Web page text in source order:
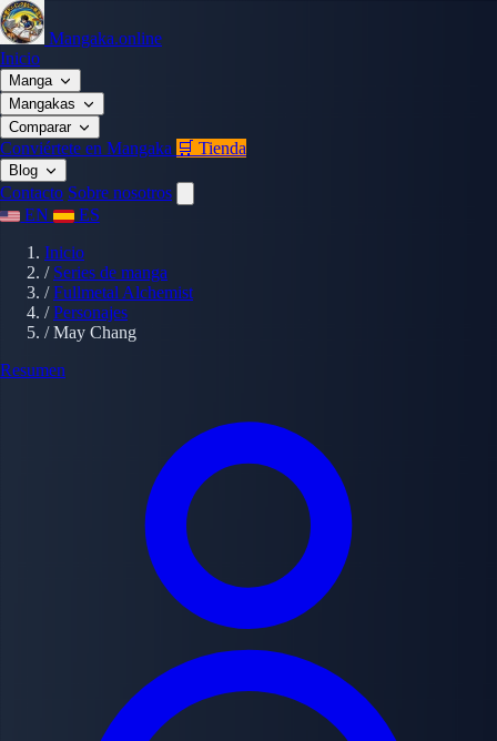
Mangaka.online
Inicio
Manga
Mangakas
Comparar
Conviértete en Mangaka 🛒 Tienda
Blog
Contacto Sobre nosotros
EN
ES
Inicio
/ Series de manga
/ Fullmetal Alchemist
/ Personajes
/ May Chang
Resumen